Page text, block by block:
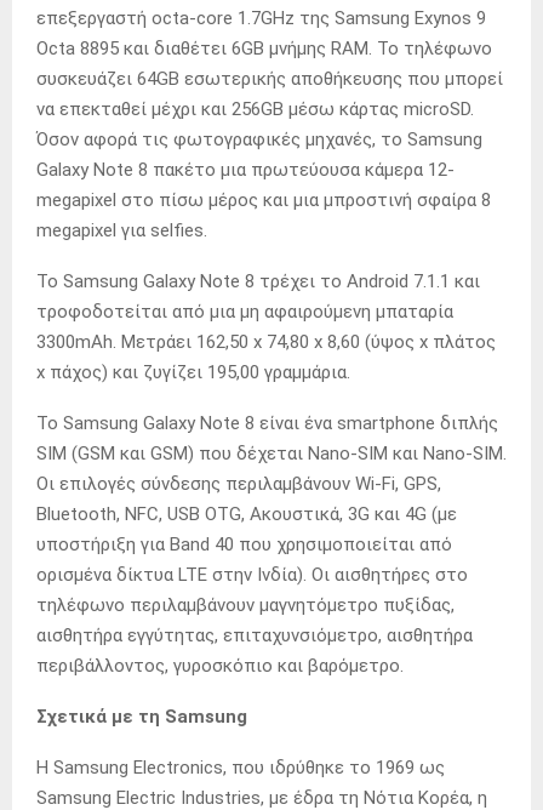
επεξεργαστή octa-core 1.7GHz της Samsung Exynos 9
Octa 8895 και διαθέτει 6GB μνήμης RAM. Το τηλέφωνο
συσκευάζει 64GB εσωτερικής αποθήκευσης που μπορεί
να επεκταθεί μέχρι και 256GB μέσω κάρτας microSD.
Όσον αφορά τις φωτογραφικές μηχανές, το Samsung
Galaxy Note 8 πακέτο μια πρωτεύουσα κάμερα 12-
megapixel στο πίσω μέρος και μια μπροστινή σφαίρα 8
megapixel για selfies.
Το Samsung Galaxy Note 8 τρέχει το Android 7.1.1 και
τροφοδοτείται από μια μη αφαιρούμενη μπαταρία
3300mAh. Μετράει 162,50 x 74,80 x 8,60 (ύψος x πλάτος
x πάχος) και ζυγίζει 195,00 γραμμάρια.
Το Samsung Galaxy Note 8 είναι ένα smartphone διπλής
SIM (GSM και GSM) που δέχεται Nano-SIM και Nano-SIM.
Οι επιλογές σύνδεσης περιλαμβάνουν Wi-Fi, GPS,
Bluetooth, NFC, USB OTG, Ακουστικά, 3G και 4G (με
υποστήριξη για Band 40 που χρησιμοποιείται από
ορισμένα δίκτυα LTE στην Ινδία). Οι αισθητήρες στο
τηλέφωνο περιλαμβάνουν μαγνητόμετρο πυξίδας,
αισθητήρα εγγύτητας, επιταχυνσιόμετρο, αισθητήρα
περιβάλλοντος, γυροσκόπιο και βαρόμετρο.
Σχετικά με τη Samsung
Η Samsung Electronics, που ιδρύθηκε το 1969 ως
Samsung Electric Industries, με έδρα τη Νότια Κορέα, η